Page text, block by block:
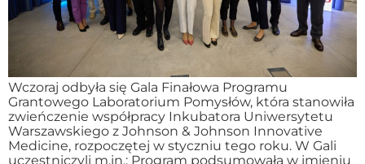
Wczoraj odbyła się Gala Finałowa Programu
Grantowego Laboratorium Pomysłów, która stanowiła
zwieńczenie współpracy Inkubatora Uniwersytetu
Warszawskiego z Johnson & Johnson Innovative
Medicine, rozpoczętej w styczniu tego roku. W Gali
uczestniczyli m.in.: Program podsumowała w imieniu